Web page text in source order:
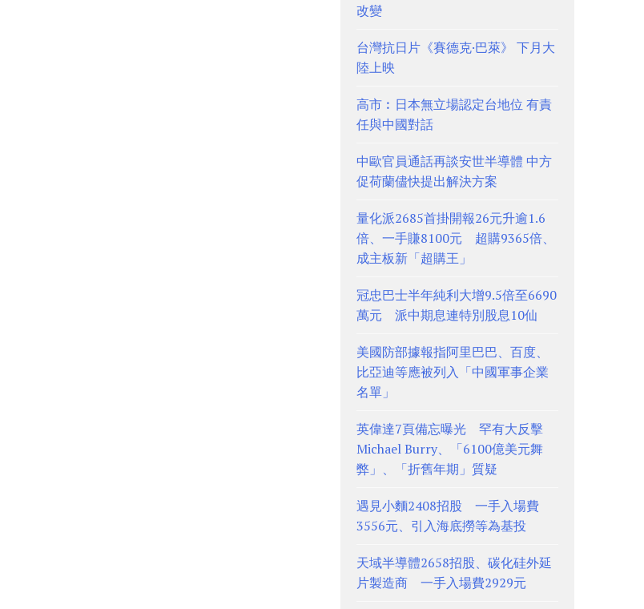
改變
台灣抗日片《賽德克·巴萊》 下月大
陸上映
高市︰日本無立場認定台地位 有責
任與中國對話
中歐官員通話再談安世半導體 中方
促荷蘭儘快提出解決方案
量化派2685首掛開報26元升逾1.6
倍、一手賺8100元 超購9365倍、
成主板新「超購王」
冠忠巴士半年純利大增9.5倍至6690
萬元 派中期息連特別股息10仙
美國防部據報指阿里巴巴、百度、
比亞迪等應被列入「中國軍事企業
名單」
英偉達7頁備忘曝光 罕有大反擊
Michael Burry、「6100億美元舞
弊」、「折舊年期」質疑
遇見小麵2408招股 一手入場費
3556元、引入海底撈等為基投
天域半導體2658招股、碳化硅外延
片製造商 一手入場費2929元